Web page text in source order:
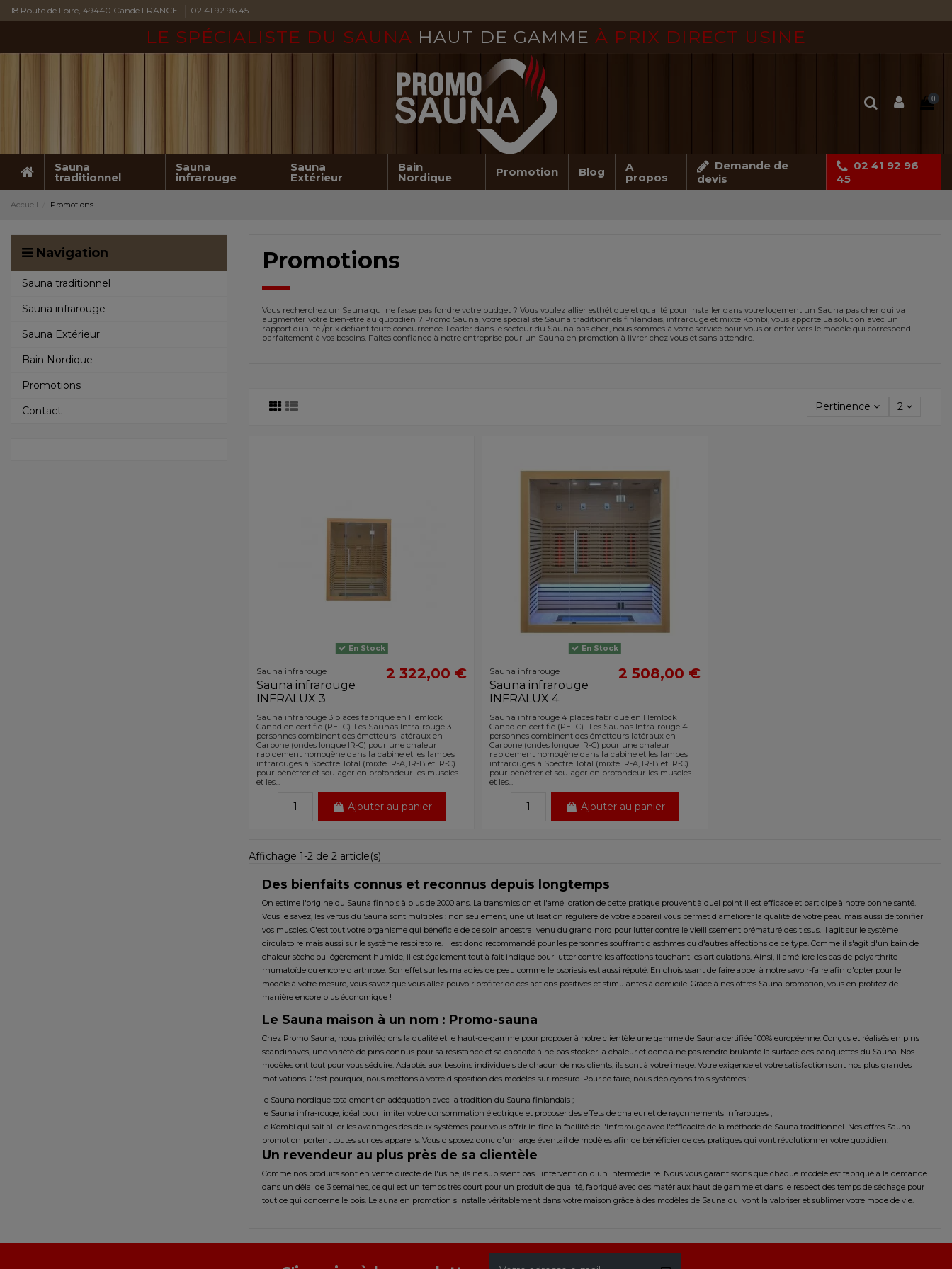
18 Route de Loire, 49440 Candé FRANCE 02.41.92.96.45
LE SPÉCIALISTE DU SAUNA HAUT DE GAMME À PRIX DIRECT USINE
0
Sauna
traditionnel
Sauna
infrarouge
Sauna
Extérieur
Bain
Nordique Promotion Blog A
propos
Demande de
devis
02 41 92 96
45
Accueil Promotions
Promotions
Vous recherchez un Sauna qui ne fasse pas fondre votre budget ? Vous voulez allier esthétique et qualité pour installer dans votre logement un Sauna pas cher qui va
augmenter votre bien-être au quotidien ? Promo Sauna, votre spécialiste Sauna traditionnels finlandais, infrarouge et mixte Kombi, vous apporte La solution avec un
rapport qualité /prix défiant toute concurrence. Leader dans le secteur du Sauna pas cher, nous sommes à votre service pour vous orienter vers le modèle qui correspond
parfaitement à vos besoins. Faites confiance à notre entreprise pour un Sauna en promotion à livrer chez vous et sans attendre.
Pertinence 2
En Stock
Sauna infrarouge
Sauna infrarouge
INFRALUX 3
2 322,00 €
Sauna infrarouge 3 places fabriqué en Hemlock
Canadien certifié (PEFC). Les Saunas Infra-rouge 3
personnes combinent des émetteurs latéraux en
Carbone (ondes longue IR-C) pour une chaleur
rapidement homogène dans la cabine et les lampes
infrarouges à Spectre Total (mixte IR-A, IR-B et IR-C)
pour pénétrer et soulager en profondeur les muscles
et les...
Ajouter au panier
En Stock
Sauna infrarouge
Sauna infrarouge
INFRALUX 4
2 508,00 €
Sauna infrarouge 4 places fabriqué en Hemlock
Canadien certifié (PEFC). Les Saunas Infra-rouge 4
personnes combinent des émetteurs latéraux en
Carbone (ondes longue IR-C) pour une chaleur
rapidement homogène dans la cabine et les lampes
infrarouges à Spectre Total (mixte IR-A, IR-B et IR-C)
pour pénétrer et soulager en profondeur les muscles
et les...
Ajouter au panier
Affichage 1-2 de 2 article(s)
Des bienfaits connus et reconnus depuis longtemps
On estime l'origine du Sauna finnois à plus de 2000 ans. La transmission et l'amélioration de cette pratique prouvent à quel point il est efficace et participe à notre bonne santé.
Vous le savez, les vertus du Sauna sont multiples : non seulement, une utilisation régulière de votre appareil vous permet d'améliorer la qualité de votre peau mais aussi de tonifier
vos muscles. C'est tout votre organisme qui bénéficie de ce soin ancestral venu du grand nord pour lutter contre le vieillissement prématuré des tissus. Il agit sur le système
circulatoire mais aussi sur le système respiratoire. Il est donc recommandé pour les personnes souffrant d'asthmes ou d'autres affections de ce type. Comme il s'agit d'un bain de
chaleur sèche ou légèrement humide, il est également tout à fait indiqué pour lutter contre les affections touchant les articulations. Ainsi, il améliore les cas de polyarthrite
rhumatoïde ou encore d'arthrose. Son effet sur les maladies de peau comme le psoriasis est aussi réputé. En choisissant de faire appel à notre savoir-faire afin d'opter pour le
modèle à votre mesure, vous savez que vous allez pouvoir profiter de ces actions positives et stimulantes à domicile. Grâce à nos offres Sauna promotion, vous en profitez de
manière encore plus économique !
Le Sauna maison à un nom : Promo-sauna
Chez Promo Sauna, nous privilégions la qualité et le haut-de-gamme pour proposer à notre clientèle une gamme de Sauna certifiée 100% européenne. Conçus et réalisés en pins
scandinaves, une variété de pins connus pour sa résistance et sa capacité à ne pas stocker la chaleur et donc à ne pas rendre brûlante la surface des banquettes du Sauna. Nos
modèles ont tout pour vous séduire. Adaptés aux besoins individuels de chacun de nos clients, ils sont à votre image. Votre exigence et votre satisfaction sont nos plus grandes
motivations. C'est pourquoi, nous mettons à votre disposition des modèles sur-mesure. Pour ce faire, nous déployons trois systèmes :
le Sauna nordique totalement en adéquation avec la tradition du Sauna finlandais ;
le Sauna infra-rouge, idéal pour limiter votre consommation électrique et proposer des effets de chaleur et de rayonnements infrarouges ;
le Kombi qui sait allier les avantages des deux systèmes pour vous offrir in fine la facilité de l'infrarouge avec l'efficacité de la méthode de Sauna traditionnel. Nos offres Sauna
promotion portent toutes sur ces appareils. Vous disposez donc d'un large éventail de modèles afin de bénéficier de ces pratiques qui vont révolutionner votre quotidien.
Un revendeur au plus près de sa clientèle
Comme nos produits sont en vente directe de l'usine, ils ne subissent pas l'intervention d'un intermédiaire. Nous vous garantissons que chaque modèle est fabriqué à la demande
dans un délai de 3 semaines, ce qui est un temps très court pour un produit de qualité, fabriqué avec des matériaux haut de gamme et dans le respect des temps de séchage pour
tout ce qui concerne le bois. Le auna en promotion s'installe véritablement dans votre maison grâce à des modèles de Sauna qui vont la valoriser et sublimer votre mode de vie.
Navigation
Sauna traditionnel
Sauna infrarouge
Sauna Extérieur
Bain Nordique
Promotions
Contact